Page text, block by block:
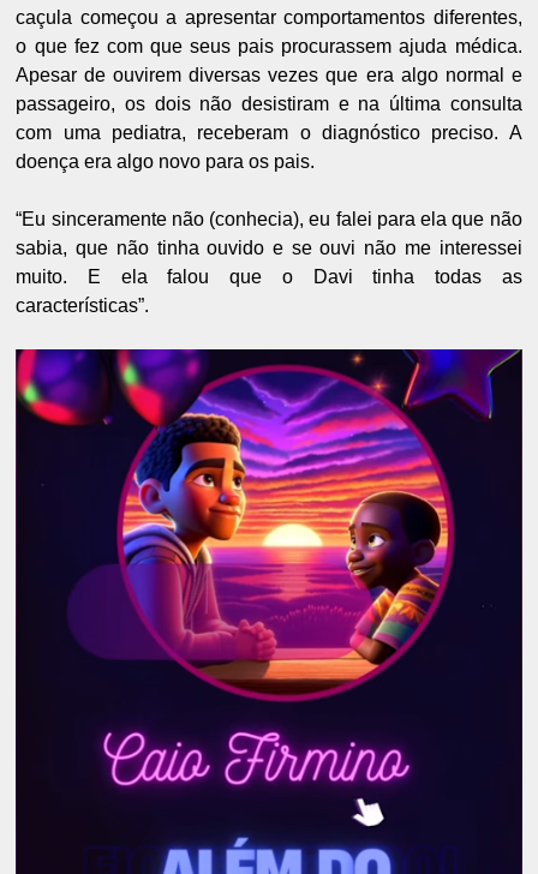
caçula começou a apresentar comportamentos diferentes,
o que fez com que seus pais procurassem ajuda médica.
Apesar de ouvirem diversas vezes que era algo normal e
passageiro, os dois não desistiram e na última consulta
com uma pediatra, receberam o diagnóstico preciso. A
doença era algo novo para os pais.
“Eu sinceramente não (conhecia), eu falei para ela que não
sabia, que não tinha ouvido e se ouvi não me interessei
muito. E ela falou que o Davi tinha todas as
características”.